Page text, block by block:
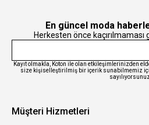
En güncel moda
Herkesten önce kaçırılmaması
Kayıt olmakla, Koton ile olan etkileşimlerinizden
size kişiselleştirilmiş bir içerik sunabilmemiz
sayılıyorsunuz.
Müşteri Hizmetleri